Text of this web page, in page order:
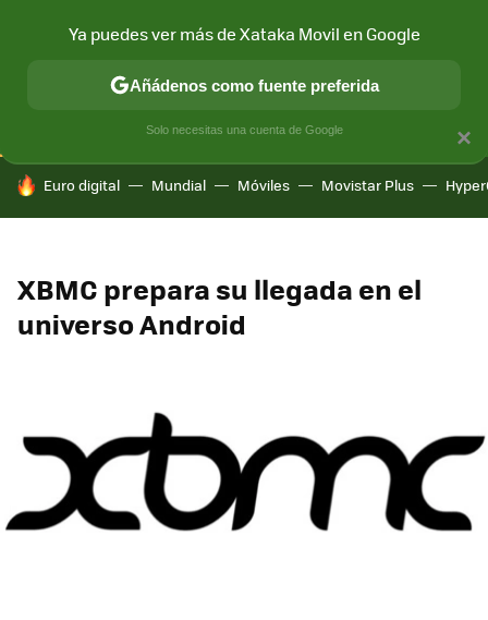
CONECTIVIDAD MÓVIL Y SOCIEDAD APLICACIONES
HOY SE HABLA DE
Euro digital Mundial Móviles Movistar Plus
XBMC prepara su llegada en el
universo Android
×
Ya puedes ver más de Xataka Movil en Google
Añádenos como fuente preferida
Solo necesitas una cuenta de Google